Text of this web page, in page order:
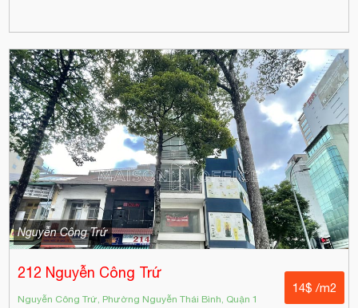
Nguyễn Công Trứ
212 Nguyễn Công Trứ
Nguyễn Công Trứ, Phường Nguyễn Thái Bình, Quận 1
14$ /m2